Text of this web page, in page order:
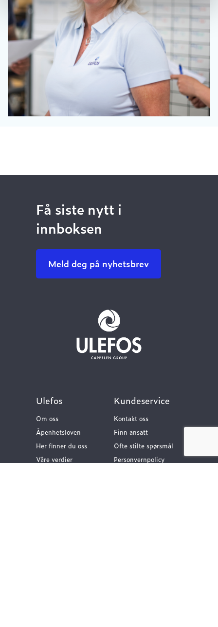
Få siste nytt i
innboksen
Meld deg på nyhetsbrev
Ulefos
Om oss
Åpenhetsloven
Her finner du oss
Våre verdier
Kundeservice
Kontakt oss
Finn ansatt
Ofte stilte spørsmål
Personvernpolicy